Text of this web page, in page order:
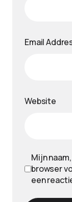
Email
Website
Mijn
browser
een